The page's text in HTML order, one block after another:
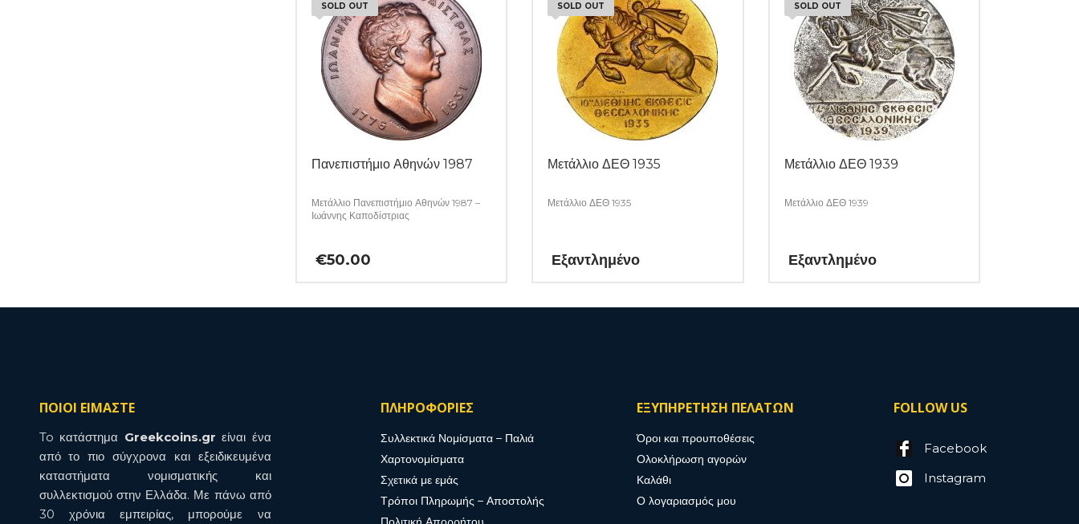
SOLD OUT
Πανεπιστήμιο Αθηνών 1987
Μετάλλιο Πανεπιστήμιο Αθηνών 1987 –
Ιωάννης Καποδίστριας
€50.00
SOLD OUT
Μετάλλιο ΔΕΘ 1935
Μετάλλιο ΔΕΘ 1935
Εξαντλημένο
SOLD OUT
Μετάλλιο ΔΕΘ 1939
Μετάλλιο ΔΕΘ 1939
Εξαντλημένο
ΠΟΙΟΙ ΕΙΜΑΣΤΕ
To κατάστημα Greekcoins.gr είναι ένα
από το πιο σύγχρονα και εξειδικευμένα
καταστήματα νομισματικής και
συλλεκτισμού στην Ελλάδα. Με πάνω από
30 χρόνια εμπειρίας, μπορούμε να
ΠΛΗΡΟΦΟΡΙΕΣ
Συλλεκτικά Νομίσματα – Παλιά
Χαρτονομίσματα
Σχετικά με εμάς
Τρόποι Πληρωμής – Αποστολής
ΕΞΥΠΗΡΕΤΗΣΗ ΠΕΛΑΤΩΝ
Όροι και προυποθέσεις
Ολοκλήρωση αγορών
Καλάθι
Ο λογαριασμός μου
FOLLOW US
Facebook
Instagram